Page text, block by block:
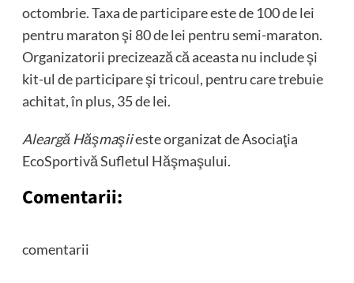
octombrie. Taxa de participare este de 100 de lei
pentru maraton şi 80 de lei pentru semi-maraton.
Organizatorii precizează că aceasta nu include şi
kit-ul de participare şi tricoul, pentru care trebuie
achitat, în plus, 35 de lei.
Aleargă Hăşmaşiieste organizat de Asociaţia
EcoSportivă Sufletul Hăşmaşului.
Comentarii:
comentarii